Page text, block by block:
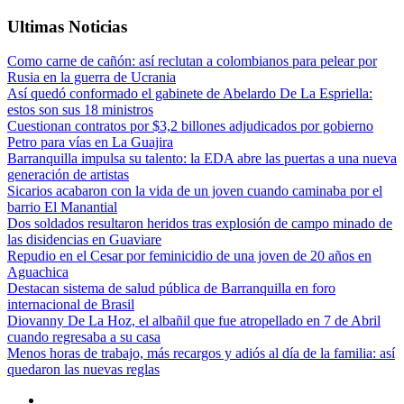
Ultimas Noticias
Como carne de cañón: así reclutan a colombianos para pelear por
Rusia en la guerra de Ucrania
Así quedó conformado el gabinete de Abelardo De La Espriella:
estos son sus 18 ministros
Cuestionan contratos por $3,2 billones adjudicados por gobierno
Petro para vías en La Guajira
Barranquilla impulsa su talento: la EDA abre las puertas a una nueva
generación de artistas
Sicarios acabaron con la vida de un joven cuando caminaba por el
barrio El Manantial
Dos soldados resultaron heridos tras explosión de campo minado de
las disidencias en Guaviare
Repudio en el Cesar por feminicidio de una joven de 20 años en
Aguachica
Destacan sistema de salud pública de Barranquilla en foro
internacional de Brasil
Diovanny De La Hoz, el albañil que fue atropellado en 7 de Abril
cuando regresaba a su casa
Menos horas de trabajo, más recargos y adiós al día de la familia: así
quedaron las nuevas reglas